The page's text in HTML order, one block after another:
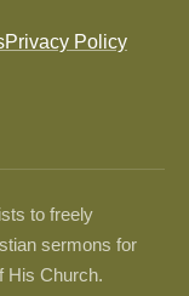
Privacy Policy
to freely
sermons for
His Church.